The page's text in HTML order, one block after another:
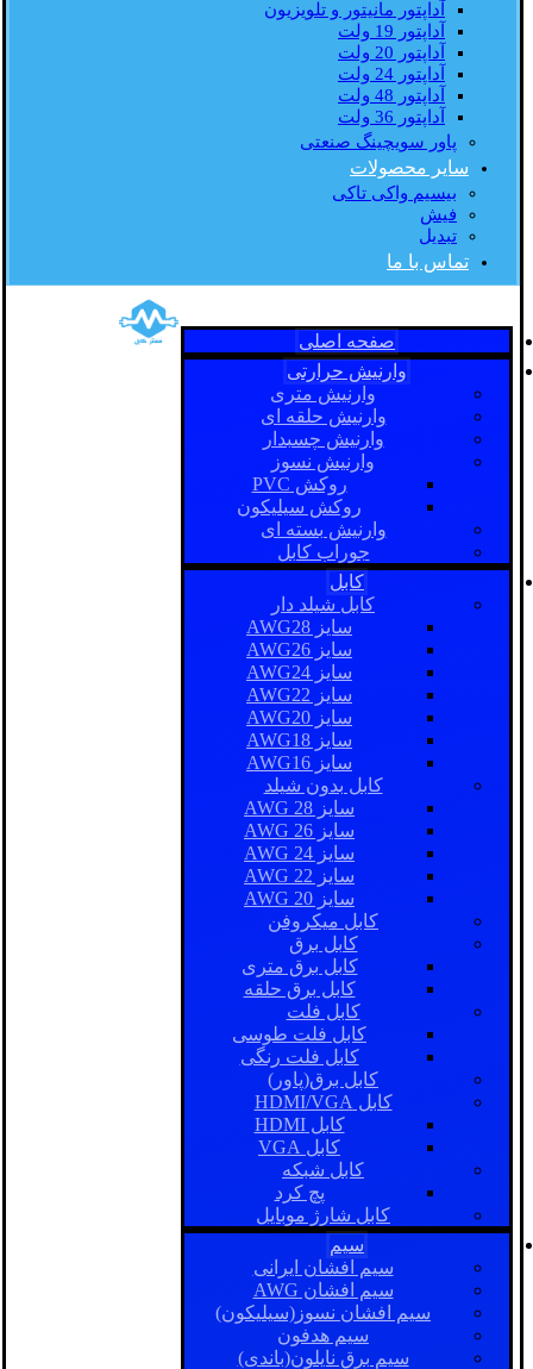
آداپتور مانیتور و تلویزیون
آداپتور 19 ولت
آداپتور 20 ولت
آداپتور 24 ولت
آداپتور 48 ولت
آداپتور 36 ولت
پاور سویچینگ صنعتی
سایر محصولات
بیسیم واکی تاکی
فیش
تبدیل
تماس با ما
صفحه اصلی
وارنیش حرارتی
وارنیش متری
وارنیش حلقه ای
وارنیش چسبدار
وارنیش نسوز
روکش PVC
روکش سیلیکون
وارنیش بسته ای
جوراب کابل
کابل
کابل شیلد دار
سایز AWG28
سایز AWG26
سایز AWG24
سایز AWG22
سایز AWG20
سایز AWG18
سایز AWG16
کابل بدون شیلد
سایز AWG 28
سایز AWG 26
سایز AWG 24
سایز AWG 22
سایز AWG 20
کابل میکروفن
کابل برق
کابل برق متری
کابل برق حلقه
کابل فلت
کابل فلت طوسی
کابل فلت رنگی
کابل برق(پاور)
کابل HDMI/VGA
کابل HDMI
کابل VGA
کابل شبکه
پچ کرد
کابل شارژ موبایل
سیم
سیم افشان ایرانی
سیم افشان AWG
سیم افشان نسوز(سیلیکون)
سیم هدفون
سیم برق نایلون(باندی)